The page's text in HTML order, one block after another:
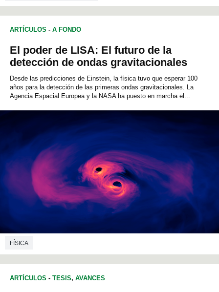
ARTÍCULOS - A FONDO
El poder de LISA: El futuro de la
detección de ondas gravitacionales
Desde las predicciones de Einstein, la física tuvo que esperar 100
años para la detección de las primeras ondas gravitacionales. La
Agencia Espacial Europea y la NASA ha puesto en marcha el...
FÍSICA
ARTÍCULOS - TESIS, AVANCES